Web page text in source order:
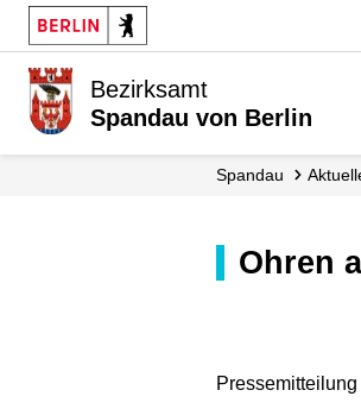
Bezirksamt
Spandau von Berlin
Spandau